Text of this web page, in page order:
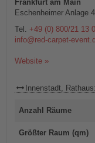
Frankfurt am Main
Eschenheimer Anlage
Tel. +49 (0) 800/21 13
info@red-carpet-
Website »
Innenstadt,
Anzahl Räume
Größter Raum (qm)